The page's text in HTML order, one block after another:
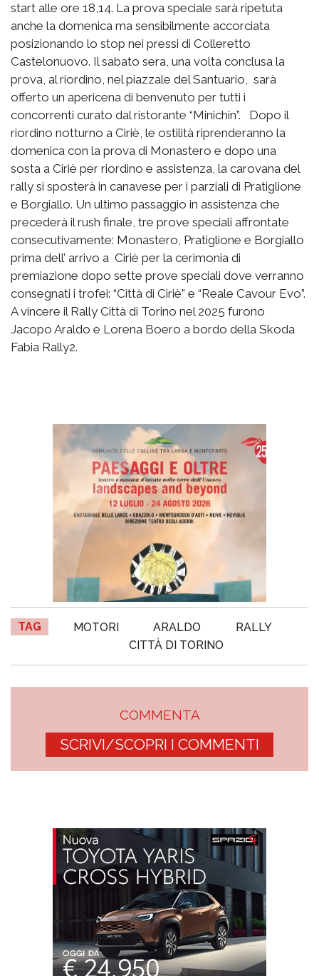
start alle ore 18,14. La prova speciale sarà ripetuta
anche la domenica ma sensibilmente accorciata
posizionando lo stop nei pressi di Colleretto
Castelonuovo. Il sabato sera, una volta conclusa la
prova, al riordino, nel piazzale del Santuario, sarà
offerto un apericena di benvenuto per tutti i
concorrenti curato dal ristorante “Minichin”. Dopo il
riordino notturno a Ciriè, le ostilità riprenderanno la
domenica con la prova di Monastero e dopo una
sosta a Ciriè per riordino e assistenza, la carovana del
rally si sposterà in canavese per i parziali di Pratiglione
e Borgiallo. Un ultimo passaggio in assistenza che
precederà il rush finale, tre prove speciali affrontate
consecutivamente: Monastero, Pratiglione e Borgiallo
prima dell’ arrivo a Ciriè per la cerimonia di
premiazione dopo sette prove speciali dove verranno
consegnati i trofei: “Città di Ciriè” e “Reale Cavour Evo”.
A vincere il Rally Città di Torino nel 2025 furono
Jacopo Araldo e Lorena Boero a bordo della Skoda
Fabia Rally2.
TAG MOTORI ARALDO
RALLY
CITTÀ DI TORINO
COMMENTA
SCRIVI/SCOPRI I COMMENTI